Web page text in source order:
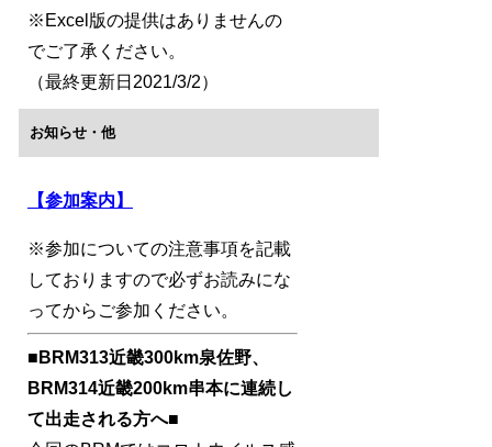
※Excel版の提供はありませんの
でご了承ください。
（最終更新日2021/3/2）
お知らせ・他
【参加案内】
※参加についての注意事項を記載
しておりますので必ずお読みにな
ってからご参加ください。
■BRM313近畿300km泉佐野、
BRM314近畿200km串本に連続し
て出走される方へ■